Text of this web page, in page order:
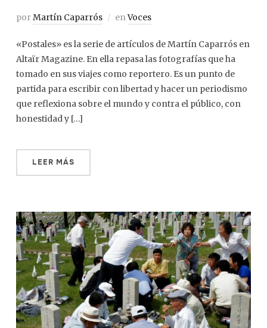
porMartín Caparrós enVoces
«Postales» es la serie de artículos de Martín Caparrós en
Altaïr Magazine. En ella repasa las fotografías que ha
tomado en sus viajes como reportero. Es un punto de
partida para escribir con libertad y hacer un periodismo
que reflexiona sobre el mundo y contra el público, con
honestidad y […]
LEER MÁS